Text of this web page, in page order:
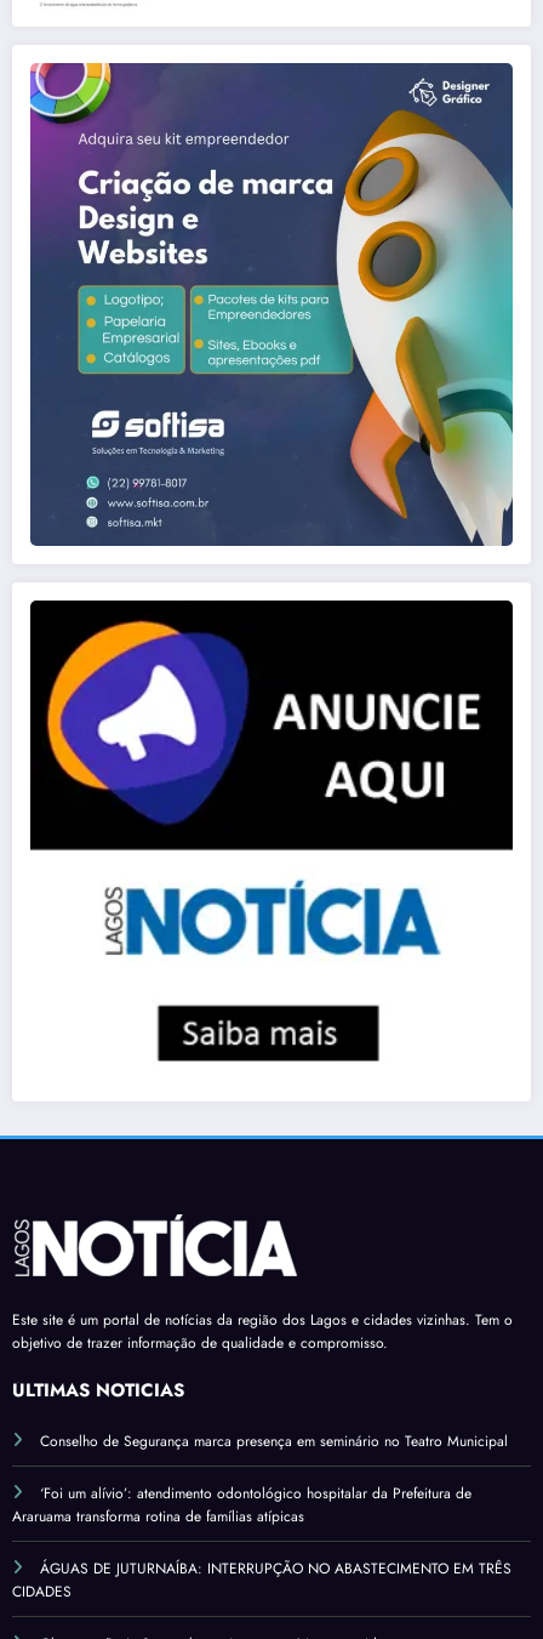
Este site é um portal de notícias da região dos Lagos e cidades vizinhas. Tem o
objetivo de trazer informação de qualidade e compromisso.
ÚLTIMAS NOTÍCIAS
Conselho de Segurança marca presença em seminário no Teatro Municipal
‘Foi um alívio’: atendimento odontológico hospitalar da Prefeitura de
Araruama transforma rotina de famílias atípicas
ÁGUAS DE JUTURNAÍBA: INTERRUPÇÃO NO ABASTECIMENTO EM TRÊS
CIDADES